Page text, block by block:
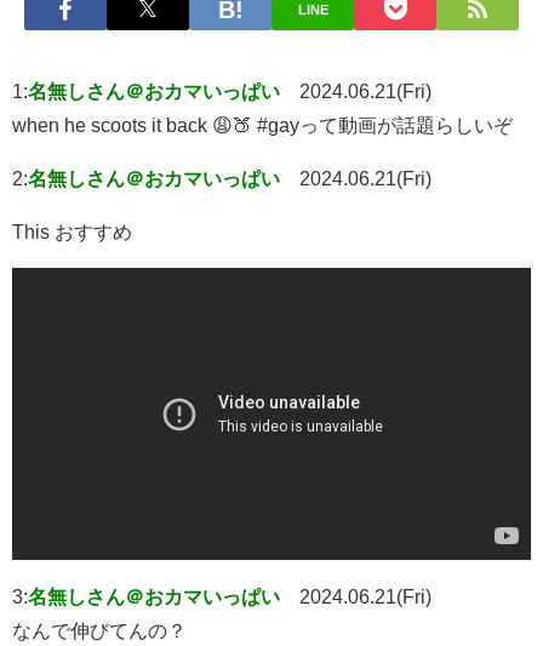
LINE
1:名無しさん＠おカマいっぱい
2024.06.21(Fri)
when he scoots it back 😩🍑 #gayって動画が話題らしいぞ
2:名無しさん＠おカマいっぱい 2024.06.21(Fri)
This おすすめ
3:名無しさん＠おカマいっぱい
2024.06.21(Fri)
なんで伸びてんの？